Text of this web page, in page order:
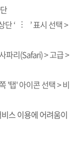
단 ‘
…
’ 표시 선택 >
파리(Safari) > 고급 >
'탭' 아이콘 선택 > 비
스 이용에 어려움이